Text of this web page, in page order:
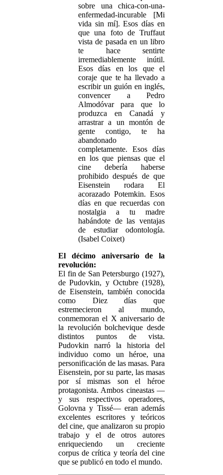
sobre una chica-con-una-
enfermedad-incurable [Mi
vida sin mí]. Esos días en
que una foto de Truffaut
vista de pasada en un libro
te hace sentirte
irremediablemente inútil.
Esos días en los que el
coraje que te ha llevado a
escribir un guión en inglés,
convencer a Pedro
Almodóvar para que lo
produzca en Canadá y
arrastrar a un montón de
gente contigo, te ha
abandonado
completamente. Esos días
en los que piensas que el
cine debería haberse
prohibido después de que
Eisenstein rodara El
acorazado Potemkin. Esos
días en que recuerdas con
nostalgia a tu madre
habándote de las ventajas
de estudiar odontología.
(Isabel Coixet)
El décimo aniversario de la
revolución:
El fin de San Petersburgo (1927),
de Pudovkin, y Octubre (1928),
de Eisenstein, también conocida
como Diez días que
estremecieron al mundo,
conmemoran el X aniversario de
la revolución bolchevique desde
distintos puntos de vista.
Pudovkin narró la historia del
individuo como un héroe, una
personificación de las masas. Para
Eisenstein, por su parte, las masas
por sí mismas son el héroe
protagonista. Ambos cineastas —
y sus respectivos operadores,
Golovna y Tissé— eran además
excelentes escritores y teóricos
del cine, que analizaron su propio
trabajo y el de otros autores
enriqueciendo un creciente
corpus de crítica y teoría del cine
que se publicó en todo el mundo.